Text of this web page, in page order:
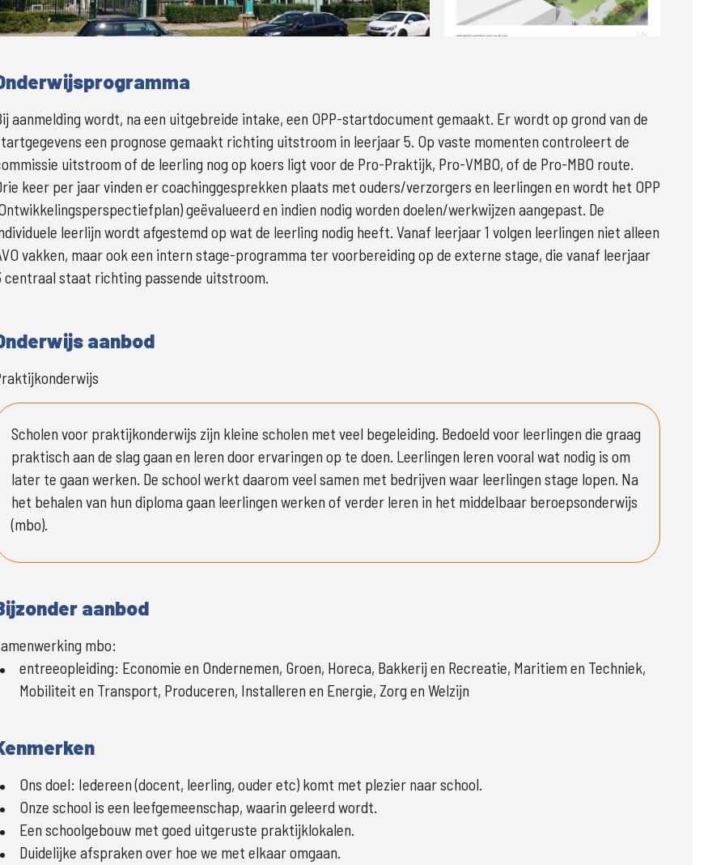
aanmelding wordt, na een uitgebreide intake, een OPP-startdocument gemaakt. Er wordt op grond van de
een prognose gemaakt richting uitstroom in leerjaar 5. Op vaste momenten controleert de
uitstroom of de leerling nog op koers ligt voor de Pro-Praktijk, Pro-VMBO, of de Pro-MBO route.
keer per jaar vinden er coachinggesprekken plaats met ouders/verzorgers en leerlingen en wordt het OPP
geëvalueerd en indien nodig worden doelen/werkwijzen aangepast. De
leerlijn wordt afgestemd op wat de leerling nodig heeft. Vanaf leerjaar 1 volgen leerlingen niet alleen
vakken, maar ook een intern stage-programma ter voorbereiding op de externe stage, die vanaf leerjaar
centraal staat richting passende uitstroom.
aanbod
Scholen voor praktijkonderwijs zijn kleine scholen met veel begeleiding. Bedoeld voor leerlingen die graag
praktisch aan de slag gaan en leren door ervaringen op te doen. Leerlingen leren vooral wat nodig is om
later te gaan werken. De school werkt daarom veel samen met bedrijven waar leerlingen stage lopen. Na
het behalen van hun diploma gaan leerlingen werken of verder leren in het middelbaar beroepsonderwijs
(mbo).
aanbod
mbo:
entreeopleiding: Economie en Ondernemen, Groen, Horeca, Bakkerij en Recreatie, Maritiem en Techniek,
Mobiliteit en Transport, Produceren, Installeren en Energie, Zorg en Welzijn
Ons doel: Iedereen (docent, leerling, ouder etc) komt met plezier naar school.
Onze school is een leefgemeenschap, waarin geleerd wordt.
Een schoolgebouw met goed uitgeruste praktijklokalen.
Duidelijke afspraken over hoe we met elkaar omgaan.